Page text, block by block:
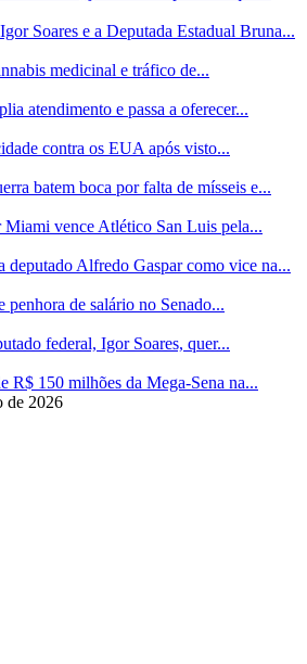
Soares e a Deputada Estadual Bruna...
medicinal e tráfico de...
atendimento e passa a oferecer...
contra os EUA após visto...
batem boca por falta de mísseis e...
vence Atlético San Luis pela...
deputado Alfredo Gaspar como vice na...
penhora de salário no Senado...
federal, Igor Soares, quer...
R$ 150 milhões da Mega-Sena na...
de 2026